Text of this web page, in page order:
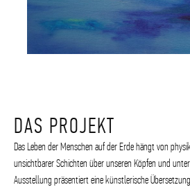
DAS PROJEKT
Das Leben der Menschen auf der Erde hängt von
unsichtbarer Schichten über unseren Köpfen und
Ausstellung präsentiert eine künstlerische